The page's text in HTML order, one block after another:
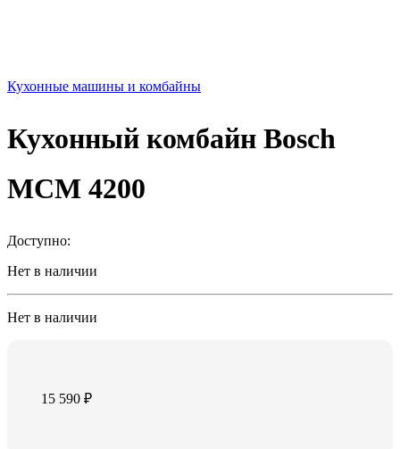
Кухонные машины и комбайны
Кухонный комбайн Bosch
MCM 4200
Доступно:
Нет в наличии
Нет в наличии
15 590₽